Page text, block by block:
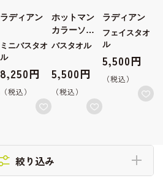
ラディアン
ミニバスタオ
ル
8,250円
ホットマン
カラーソフ
ト
バスタオル
5,500円
ラディアン
フェイスタオ
ル
5,500円
絞り込み